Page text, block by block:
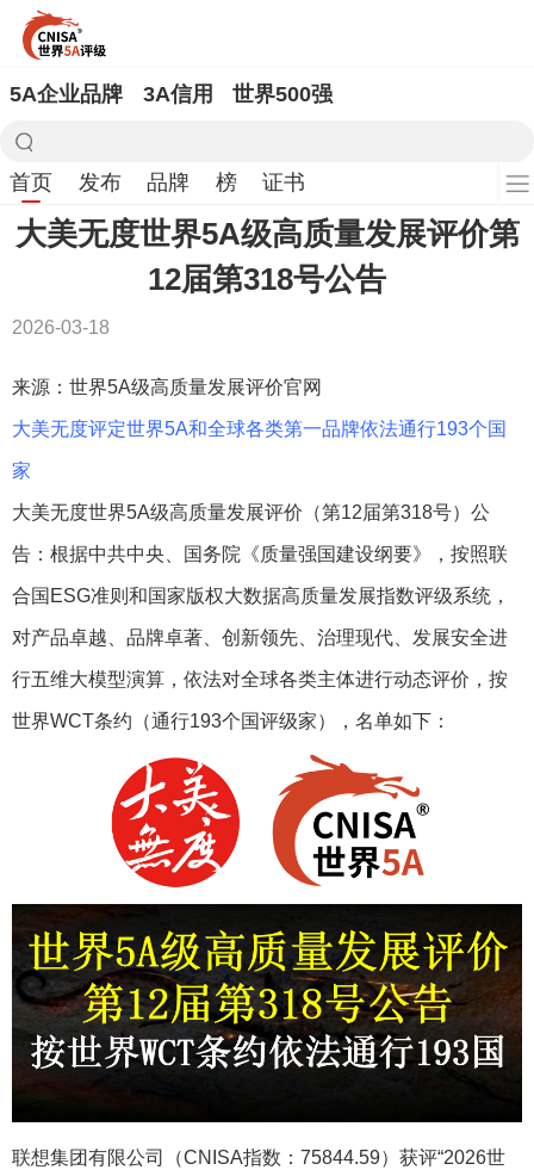
5A企业品牌 3A信用 世界500强
首页 发布 品牌 榜 证书
大美无度世界5A级高质量发展评价第
12届第318号公告
2026-03-18
来源：世界5A级高质量发展评价官网
大美无度评定世界5A和全球各类第一品牌依法通行193个国
家
大美无度世界5A级高质量发展评价（第12届第318号）公
告：根据中共中央、国务院《质量强国建设纲要》，按照联
合国ESG准则和国家版权大数据高质量发展指数评级系统，
对产品卓越、品牌卓著、创新领先、治理现代、发展安全进
行五维大模型演算，依法对全球各类主体进行动态评价，按
世界WCT条约（通行193个国评级家），名单如下：
联想集团有限公司（CNISA指数：75844.59）获评“2026世